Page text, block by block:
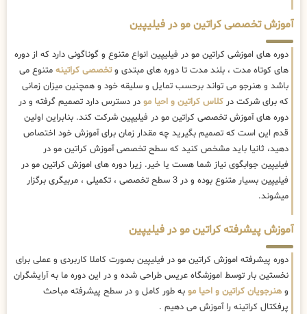
آموزش تخصصی کراتین مو در فیلیپین
دوره های اموزشی کراتین مو در فیلیپین انواع متنوع و گوناگونی دارد که از دوره
های کوتاه مدت ، بلند مدت تا دوره های مبتدی وتخصصی کراتینه متنوع می
باشد و هنرجو می تواند برحسب تمایل و سلیقه خود و همچنین میزان زمانی
که برای شرکت در کلاس کراتین و احیا مو در دسترس دارد تصمیم گرفته و در
دوره های آموزش تخصصی کراتین مو در فیلیپین شرکت کند. بنابراین اولین
قدم این است که تصمیم بگیرید چه مقدار زمان برای آموزش خود اختصاص
دهید، ثانیا باید مشخص کنید که سطح تخصصی آموزش کراتین مو در
فیلیپین جوابگوی نیاز شما هست یا خیر. زیرا دوره های اموزش کراتین مو در
فیلیپین بسیار متنوع بوده و در 3 سطح تخصصی ، تکمیلی ، مربیگری برگزار
میشوند.
آموزش پیشرفته کراتین مو در فیلیپین
دوره پیشرفته اموزش کراتین مو در فیلیپین بصورت کاملا کاربردی و عملی برای
نخستین بار توسط اموزشگاه عریس طراحی شده و در این دوره ما به آرایشگران
و هنرجویان کراتین و احیا مو به طور کامل و در سطح پیشرفته مباحث
پرفکتال کراتینه را آموزش می دهیم .